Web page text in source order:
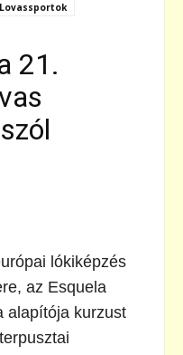
Lovassportok
21.
lókiképzés
az Esquela
alapítója kurzust